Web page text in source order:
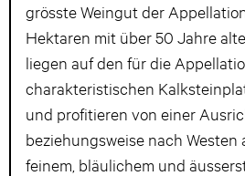
grösste Weingut der
Hektaren mit über 50 Jahre
liegen auf den für die
charakteristischen
und profitieren von einer
beziehungsweise nach Westen
feinem, bläulichem und